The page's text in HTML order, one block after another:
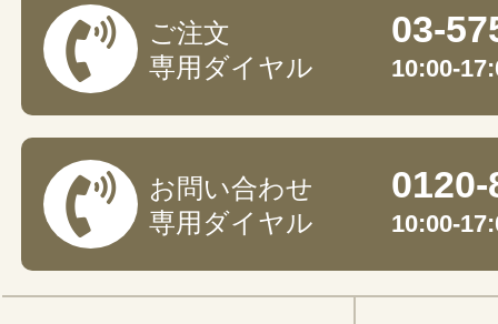
ご注文
専用ダイヤル
03-
10:00-
お問い合わせ
専用ダイヤル
10:00-